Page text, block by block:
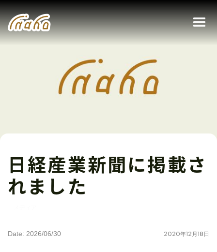
日経産業新聞に掲載さ
れました
Date: 2026/06/30 2020年12 月18 日